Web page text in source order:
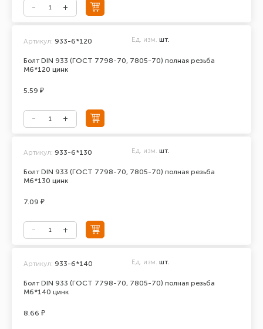
Болт DIN 933 (ГОСТ 7798-70, 7805-70) полная резьба
М6*120 цинк
Артикул: 933-6*120 Ед. изм. шт.
5.59 ₽
Болт DIN 933 (ГОСТ 7798-70, 7805-70) полная резьба
М6*130 цинк
Артикул: 933-6*130 Ед. изм. шт.
7.09 ₽
Болт DIN 933 (ГОСТ 7798-70, 7805-70) полная резьба
М6*140 цинк
Артикул: 933-6*140 Ед. изм. шт.
8.66 ₽